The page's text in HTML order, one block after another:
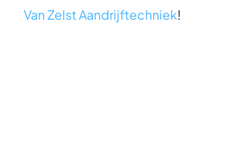
Van Zelst Aandrijftechniek!